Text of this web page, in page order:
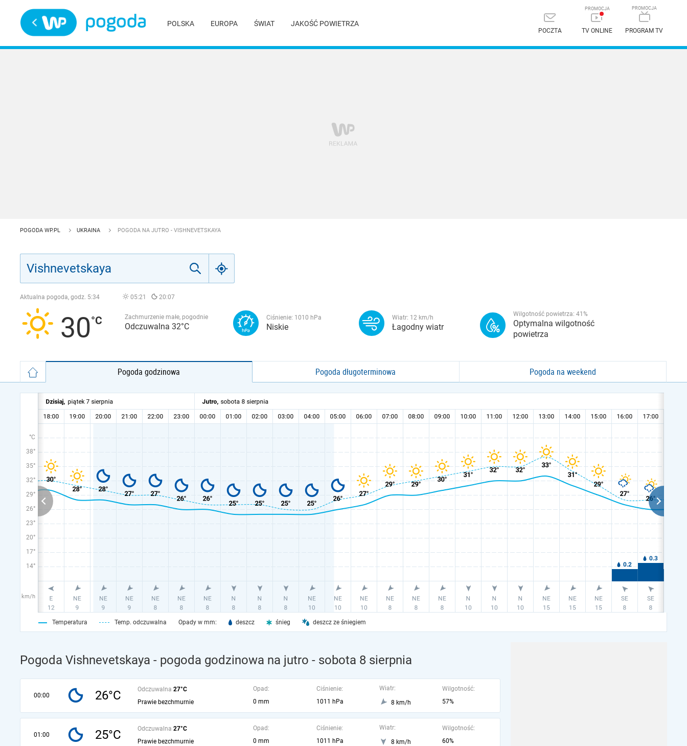
POLSKA EUROPA ŚWIAT JAKOŚĆ POWIETRZA
POCZTA TV ONLINE PROGRAM TV
POGODA WP.PL UKRAINA POGODA NA JUTRO - VISHNEVETSKAYA
Aktualna pogoda, godz. 5:34 05:21 20:07
30 Zachmurzenie małe, pogodnie
Odczuwalna 32°C
Ciśnienie: 1010 hPa
Niskie
Wiatr: 12 km/h
Łagodny wiatr
Wilgotność powietrza: 41 %
Optymalna wilgotność
powietrza
Pogoda godzinowa Pogoda długoterminowa Pogoda na weekend
°C
38°
35°
32°
29°
26°
23°
20°
17°
14°
km/h
Temperatura Temp. odczuwalna Opady w mm: deszcz śnieg deszcz ze śniegiem
Pogoda Vishnevetskaya - pogoda godzinowa na jutro - sobota 8 sierpnia
00:00 26°C Odczuwalna 27°C
Prawie bezchmurnie
Opad:
0 mm
Ciśnienie:
1011 hPa
Wiatr:
8 km/h
Wilgotność:
57%
01:00 25°C Odczuwalna 27°C
Prawie bezchmurnie
Opad:
0 mm
Ciśnienie:
1011 hPa
Wiatr:
8 km/h
Wilgotność:
60%